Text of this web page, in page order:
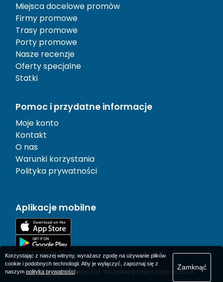
Miejsca docelowe promów
Firmy promowe
Trasy promowe
Porty promowe
Nasze recenzje
Oferty specjalne
Statki
Pomoc i przydatne informacje
Moje konto
Kontakt
O nas
Warunki korzystania
Polityka prywatności
Aplikacje mobilne
© 1977-2026AFerry Ltd. Wszelkie prawa zastrzeżone.
Korzystając z naszej witryny, wyrażasz zgodę na używanie plików
cookie i podobnych technologii. Aby je wyłączyć, zapoznaj się z
naszym polityka prywatności.
Zamknąć